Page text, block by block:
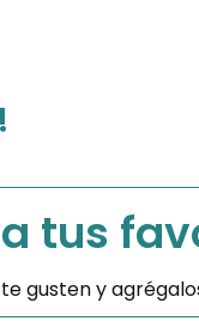
tus
gusten y